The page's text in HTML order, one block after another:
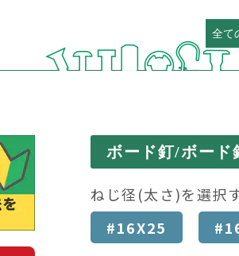
ボード釘/ボード
ねじ径(太さ)を選択
#16X25